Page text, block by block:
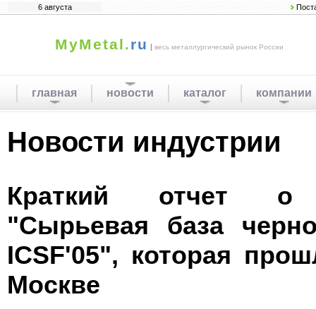
6 августа
MyMetal.ru | весь металлургический рынок России
главная новости каталог компании
Новости индустрии
Краткий отчет о
"Сырьевая база
ICSF'05", которая
Москве